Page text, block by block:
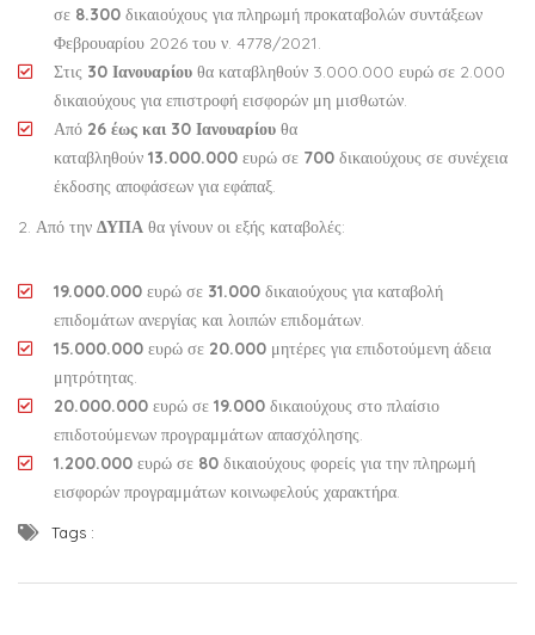
σε 8.300 δικαιούχους για πληρωμή προκαταβολών συντάξεων
Φεβρουαρίου 2026 του ν. 4778/2021.
Στις 30 Ιανουαρίου θα καταβληθούν 3.000.000 ευρώ σε 2.000
δικαιούχους για επιστροφή εισφορών μη μισθωτών.
Από 26 έως και 30 Ιανουαρίου θα
καταβληθούν 13.000.000 ευρώ σε 700 δικαιούχους σε συνέχεια
έκδοσης αποφάσεων για εφάπαξ.
2. Από την ΔΥΠΑ θα γίνουν οι εξής καταβολές:
19.000.000 ευρώ σε 31.000 δικαιούχους για καταβολή
επιδομάτων ανεργίας και λοιπών επιδομάτων.
15.000.000 ευρώ σε 20.000 μητέρες για επιδοτούμενη άδεια
μητρότητας.
20.000.000 ευρώ σε 19.000 δικαιούχους στο πλαίσιο
επιδοτούμενων προγραμμάτων απασχόλησης.
1.200.000 ευρώ σε 80 δικαιούχους φορείς για την πληρωμή
εισφορών προγραμμάτων κοινωφελούς χαρακτήρα.
Tags :